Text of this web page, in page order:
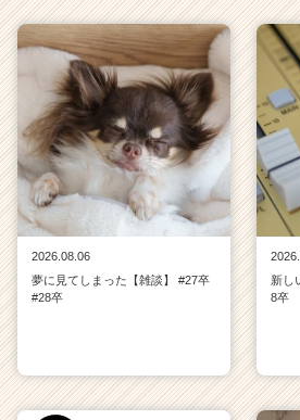
e
r）
2026.08.06
夢に見てしまった【雑談】 #27卒
#28卒
新し
8卒